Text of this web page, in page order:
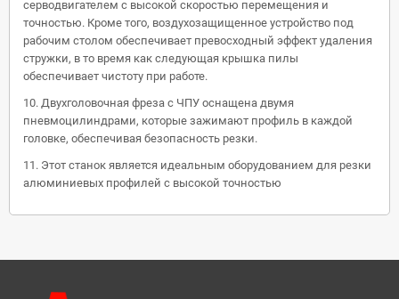
серводвигателем с высокой скоростью перемещения и
точностью. Кроме того, воздухозащищенное устройство под
рабочим столом обеспечивает превосходный эффект удаления
стружки, в то время как следующая крышка пилы
обеспечивает чистоту при работе.
10. Двухголовочная фреза с ЧПУ оснащена двумя
пневмоцилиндрами, которые зажимают профиль в каждой
головке, обеспечивая безопасность резки.
11. Этот станок является идеальным оборудованием для резки
алюминиевых профилей с высокой точностью